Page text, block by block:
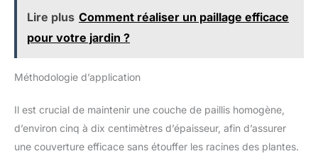
Lire plus Comment réaliser un paillage efficace
pour votre jardin ?
Méthodologie d’application
Il est crucial de maintenir une couche de paillis homogène,
d’environ cinq à dix centimètres d’épaisseur, afin d’assurer
une couverture efficace sans étouffer les racines des plantes.